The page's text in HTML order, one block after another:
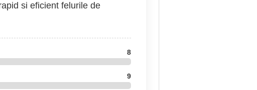
si eficient felurile de
8
9